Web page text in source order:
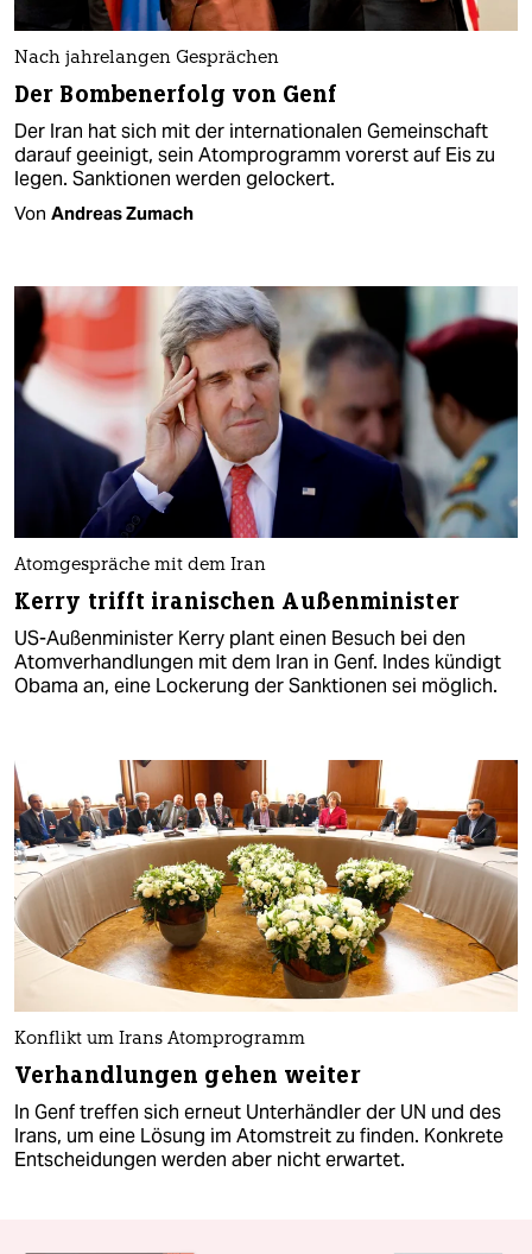
Nach jahrelangen Gesprächen
Der Bombenerfolg von Genf
Der Iran hat sich mit der internationalen Gemeinschaft
darauf geeinigt, sein Atomprogramm vorerst auf Eis zu
legen. Sanktionen werden gelockert.
Von Andreas Zumach
Atomgespräche mit dem Iran
Kerry trifft iranischen Außenminister
US-Außenminister Kerry plant einen Besuch bei den
Atomverhandlungen mit dem Iran in Genf. Indes kündigt
Obama an, eine Lockerung der Sanktionen sei möglich.
Konflikt um Irans Atomprogramm
Verhandlungen gehen weiter
In Genf treffen sich erneut Unterhändler der UN und des
Irans, um eine Lösung im Atomstreit zu finden. Konkrete
Entscheidungen werden aber nicht erwartet.